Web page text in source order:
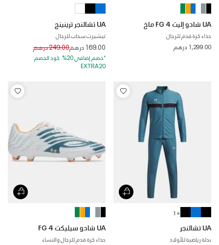
UA شادو إليت 4 FG ماخ
حذاء كرة قدم للرجال
1,299.00 درهم
UA تشالنجر ترينينج
تيشيرت سحاب للرجال
169.00 درهم Price reduced from
249.00 درهم to
*خصم إضافي 20%. كود الخصم:
EXTRA20
+ 1
UA تشالنجر
بدلة رياضية للأولاد
UA شادو سيليكت 4 FG
حذاء كرة قدم للرجال والنساء